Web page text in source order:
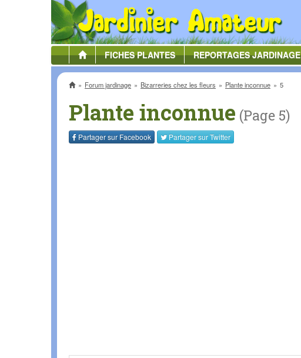
FICHESPLANTES REPORTAGESJARDINAGE
AccueilForum jardinage Bizarreries chez les fleurs Plante inconnue 5
Plante inconnue (Page 5)
Partager sur Facebook Partager surTwitter